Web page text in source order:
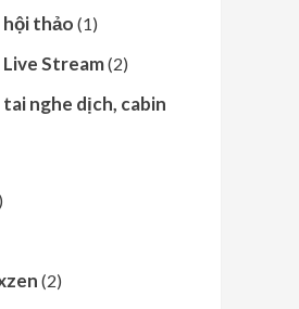
thảo (1)
Stream(2)
nghe dịch, cabin
(2)